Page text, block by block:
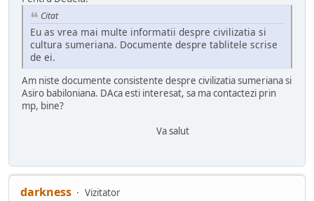
Citat
Eu as vrea mai multe informatii despre civilizatia si
cultura sumeriana. Documente despre tablitele scrise
de ei.
Am niste documente consistente despre civilizatia sumeriana si
Asiro babiloniana. DAca esti interesat, sa ma contactezi prin
mp, bine?
Va salut
darkness
Vizitator